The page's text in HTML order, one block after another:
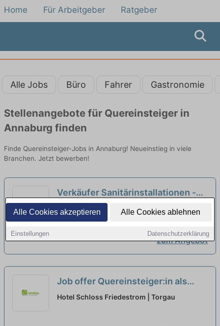
Alle Cookies akzeptieren Alle Cookies ablehnen
Einstellungen Datenschutzerklärung
Home Für Arbeitgeber Ratgeber
Alle Jobs Büro Fahrer Gastronomie
Stellenangebote für Quereinsteiger in
Annaburg finden
Finde Quereinsteiger-Jobs in Annaburg! Neueinstieg in viele
Branchen. Jetzt bewerben!
Verkäufer Sanitärinstallationen -
auch Quereinsteiger (m/w/d)
REWE Group | Wittenberg Lutherstadt
zum Angebot
Job offer Quereinsteiger:in als
Zugverkehrssteuerer (w/m/d) in
Hotel Schloss Friedestrom | Torgau